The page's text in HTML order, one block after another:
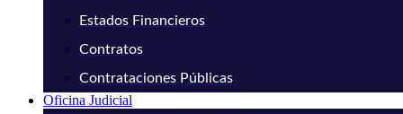
Estados Financieros
Contratos
Contrataciones Públicas
Oficina Judicial